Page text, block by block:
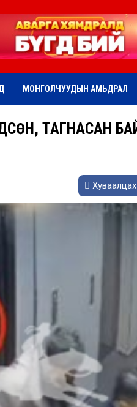
МОНГОЛЧУУДЫН АМЬДРАЛ
ТАГНАСАН
Хуваалцах